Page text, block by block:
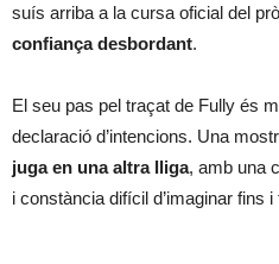
suís arriba a la cursa oficial del
confiança desbordant.
El seu pas pel traçat de Fully és
declaració d’intencions. Una
juga en una altra lliga, amb una
i constància difícil d’imaginar fins i